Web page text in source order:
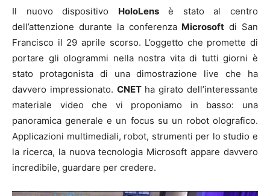
Il nuovo dispositivo HoloLensè stato al centro
dell’attenzione durante la conferenza Microsoft di San
Francisco il 29 aprile scorso. L’oggetto che promette di
portare gli ologrammi nella nostra vita di tutti giorni è
stato protagonista di una dimostrazione live che ha
davvero impressionato. CNETha girato dell’interessante
materiale video che vi proponiamo in basso: una
panoramica generale e un focus su un robot olografico.
Applicazioni multimediali, robot, strumenti per lo studio e
la ricerca, la nuova tecnologia Microsoft appare davvero
incredibile, guardare per credere.